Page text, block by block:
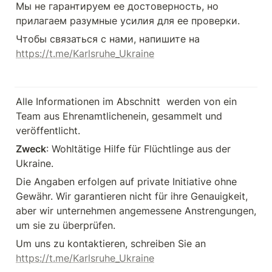
Мы не гарантируем ее достоверность, но
прилагаем разумные усилия для ее проверки.
https://t.me/Karlsruhe_Ukraine
Alle Informationen im Abschnitt  werden von ein
Team aus Ehrenamtlichenein, gesammelt und
veröffentlicht.
Zweck: Wohltätige Hilfe für Flüchtlinge aus der
Ukraine.
Die Angaben erfolgen auf private Initiative ohne
Gewähr. Wir garantieren nicht für ihre Genauigkeit,
aber wir unternehmen angemessene Anstrengungen,
um sie zu überprüfen.
https://t.me/Karlsruhe_Ukraine